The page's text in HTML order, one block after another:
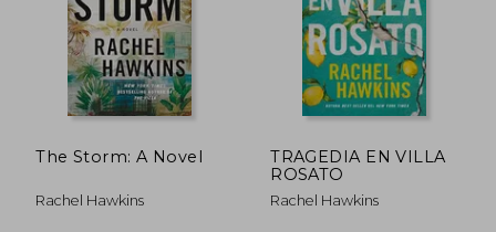
The Storm: A Novel
Rachel Hawkins
TRAGEDIA EN VILLA
ROSATO
Rachel Hawkins